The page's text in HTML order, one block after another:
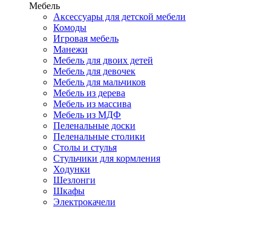
Мебель
Аксессуары для детской мебели
Комоды
Игровая мебель
Манежи
Мебель для двоих детей
Мебель для девочек
Мебель для мальчиков
Мебель из дерева
Мебель из массива
Мебель из МДФ
Пеленальные доски
Пеленальные столики
Столы и стулья
Стульчики для кормления
Ходунки
Шезлонги
Шкафы
Электрокачели